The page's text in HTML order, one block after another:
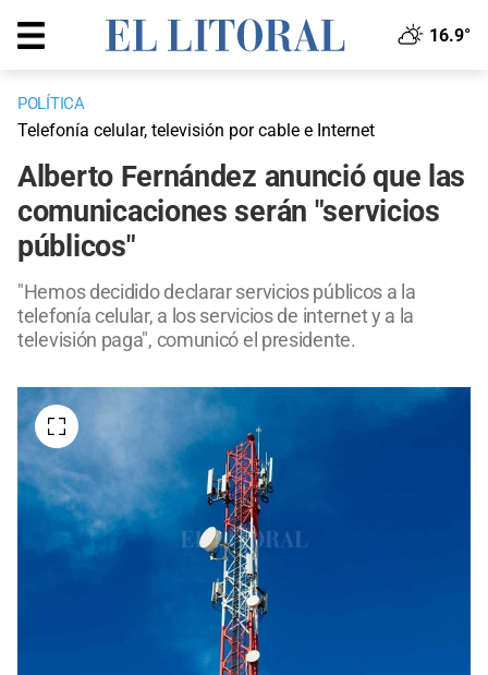
16.9°
POLÍTICA
Telefonía celular, televisión por cable e Internet
Alberto Fernández anunció que las
comunicaciones serán "servicios
públicos"
"Hemos decidido declarar servicios públicos a la
telefonía celular, a los servicios de internet y a la
televisión paga", comunicó el presidente.